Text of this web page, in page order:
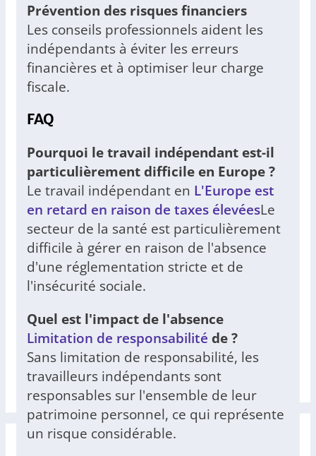
Prévention des risques financiers
Les conseils professionnels aident les
indépendants à éviter les erreurs
financières et à optimiser leur charge
fiscale.
FAQ
Pourquoi le travail indépendant est-il
particulièrement difficile en Europe ?
Le travail indépendant en L'Europe est
en retard en raison de taxes élevéesLe
secteur de la santé est particulièrement
difficile à gérer en raison de l'absence
d'une réglementation stricte et de
l'insécurité sociale.
Quel est l'impact de l'absence
Limitation de responsabilité de ?
Sans limitation de responsabilité, les
travailleurs indépendants sont
responsables sur l'ensemble de leur
patrimoine personnel, ce qui représente
un risque considérable.